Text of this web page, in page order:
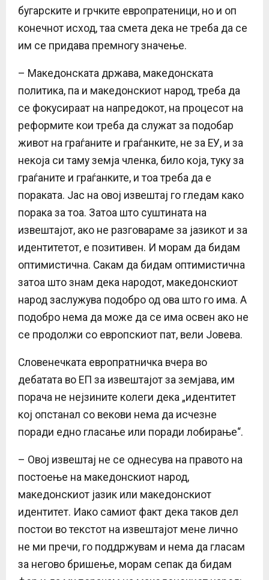
бугарските и грчките европратеници, но и оп
конечнот исход, таа смета дека не треба да се
им се придава премногу значење.
– Македонската држава, македонската
политика, па и македонскиот народ, треба да
се фокусираат на напредокот, на процесот на
реформите кои треба да служат за подобар
живот на граѓаните и граѓанките, не за ЕУ, и за
некоја си таму земја членка, било која, туку за
граѓаните и граѓанките, и тоа треба да е
пораката. Јас на овој извештај го гледам како
порака за тоа. Затоа што суштината на
извештајот, ако не разговараме за јазикот и за
идентитетот, е позитивен. И морам да бидам
оптимистична. Сакам да бидам оптимистична
затоа што знам дека народот, македонскиот
народ заслужува подобро од ова што го има. А
подобро нема да може да се има освен ако не
се продолжи со европскиот пат, вели Јовева.
Словенечката европратничка вчера во
дебатата во ЕП за извештајот за земјава, им
порача не нејзините колеги дека „идентитет
кој опстанал со векови нема да исчезне
поради едно гласање или поради лобирање“.
– Овој извештај не се однесува на правото на
постоење на македонскиот народ,
македонскиот јазик или македонскиот
идентитет. Иако самиот факт дека таков дел
постои во текстот на извештајот мене лично
не ми пречи, го поддржувам и нема да гласам
за негово бришење, морам сепак да бидам